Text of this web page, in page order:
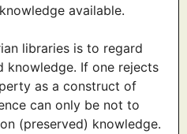
available.
libraries is to regard
knowledge. If one rejects
as a construct of
can only be not to
(preserved) knowledge.